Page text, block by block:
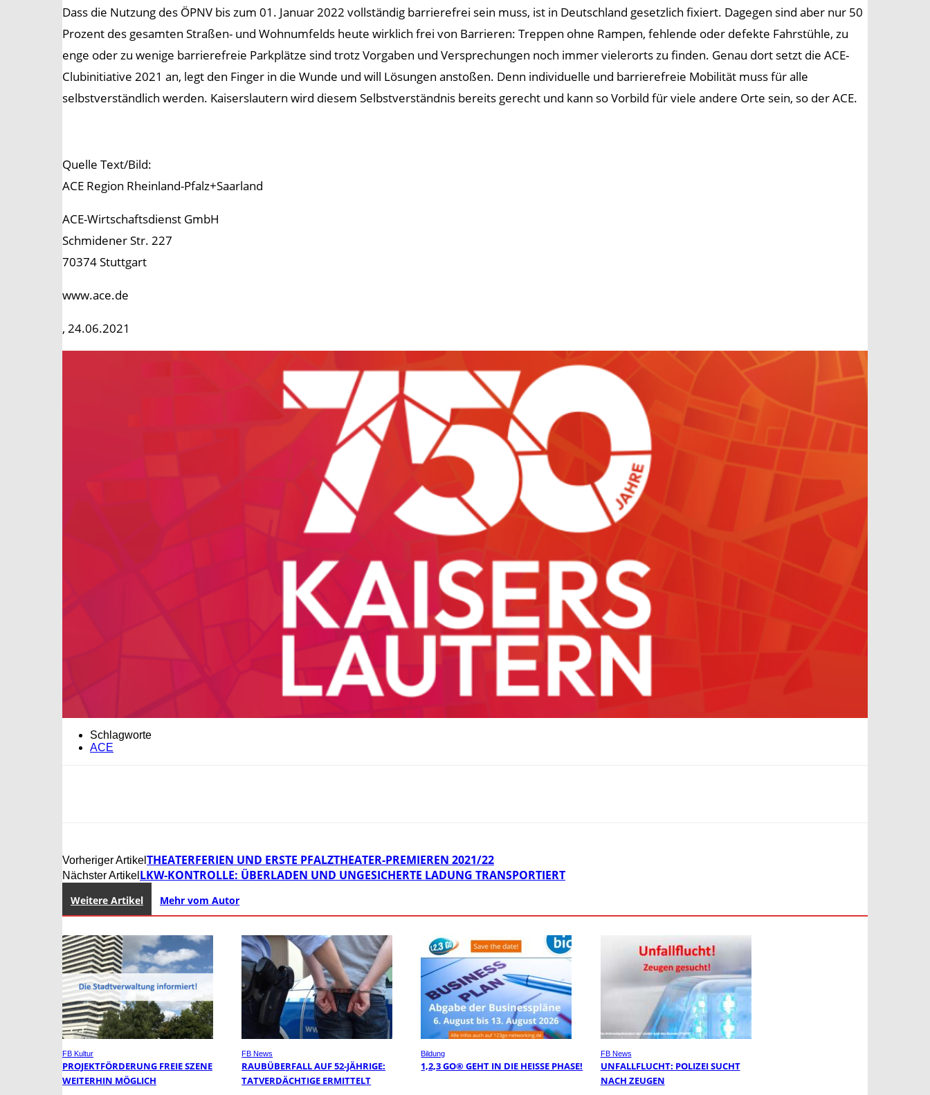
Dass die Nutzung des ÖPNV bis zum 01. Januar 2022 vollständig barrierefrei sein muss, ist in Deutschland gesetzlich fixiert. Dagegen sind aber nur 50
Prozent des gesamten Straßen- und Wohnumfelds heute wirklich frei von Barrieren: Treppen ohne Rampen, fehlende oder defekte Fahrstühle, zu
enge oder zu wenige barrierefreie Parkplätze sind trotz Vorgaben und Versprechungen noch immer vielerorts zu finden. Genau dort setzt die ACE-
Clubinitiative 2021 an, legt den Finger in die Wunde und will Lösungen anstoßen. Denn individuelle und barrierefreie Mobilität muss für alle
selbstverständlich werden. Kaiserslautern wird diesem Selbstverständnis bereits gerecht und kann so Vorbild für viele andere Orte sein, so der ACE.
Quelle Text/Bild:
ACE Region Rheinland-Pfalz+Saarland
ACE-Wirtschaftsdienst GmbH
Schmidener Str. 227
70374 Stuttgart
www.ace.de
, 24.06.2021
Schlagworte
ACE
Vorheriger Artikel THEATERFERIEN UND ERSTE PFALZTHEATER-PREMIEREN 2021/22
Nächster Artikel LKW-KONTROLLE: ÜBERLADEN UND UNGESICHERTE LADUNG TRANSPORTIERT
Weitere Artikel Mehr vom Autor
FB Kultur
PROJEKTFÖRDERUNG FREIE SZENE
WEITERHIN MÖGLICH
FB News
RAUBÜBERFALL AUF 52-JÄHRIGE:
TATVERDÄCHTIGE ERMITTELT
Bildung
1,2,3 GO® GEHT IN DIE HEISSE PHASE!
FB News
UNFALLFLUCHT: POLIZEI SUCHT
NACH ZEUGEN